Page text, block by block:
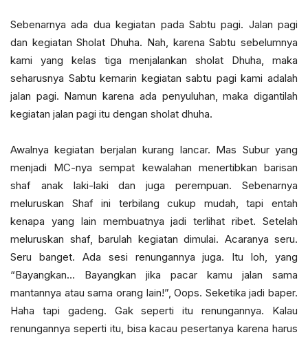
Sebenarnya ada dua kegiatan pada Sabtu pagi. Jalan pagi
dan kegiatan Sholat Dhuha. Nah, karena Sabtu sebelumnya
kami yang kelas tiga menjalankan sholat Dhuha, maka
seharusnya Sabtu kemarin kegiatan sabtu pagi kami adalah
jalan pagi. Namun karena ada penyuluhan, maka digantilah
kegiatan jalan pagi itu dengan sholat dhuha.
Awalnya kegiatan berjalan kurang lancar. Mas Subur yang
menjadi MC-nya sempat kewalahan menertibkan barisan
shaf anak laki-laki dan juga perempuan. Sebenarnya
meluruskan Shaf ini terbilang cukup mudah, tapi entah
kenapa yang lain membuatnya jadi terlihat ribet. Setelah
meluruskan shaf, barulah kegiatan dimulai. Acaranya seru.
Seru banget. Ada sesi renungannya juga. Itu loh, yang
“Bayangkan… Bayangkan jika pacar kamu jalan sama
mantannya atau sama orang lain!”, Oops. Seketika jadi baper.
Haha tapi gadeng. Gak seperti itu renungannya. Kalau
renungannya seperti itu, bisa kacau pesertanya karena harus